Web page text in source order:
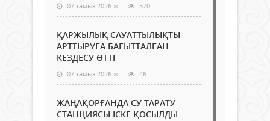
07 тамыз 2026 ж. 570
ҚАРЖЫЛЫҚ САУАТТЫЛЫҚТЫ
АРТТЫРУҒА БАҒЫТТАЛҒАН
КЕЗДЕСУ ӨТТІ
07 тамыз 2026 ж. 46
ЖАҢАҚОРҒАНДА СУ ТАРАТУ
СТАНЦИЯСЫ ІСКЕ ҚОСЫЛДЫ